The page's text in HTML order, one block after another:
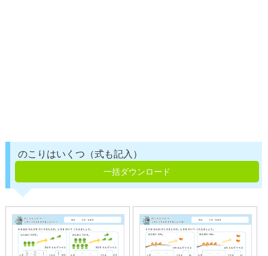
のこりはいくつ（式も記入）
一括ダウンロード